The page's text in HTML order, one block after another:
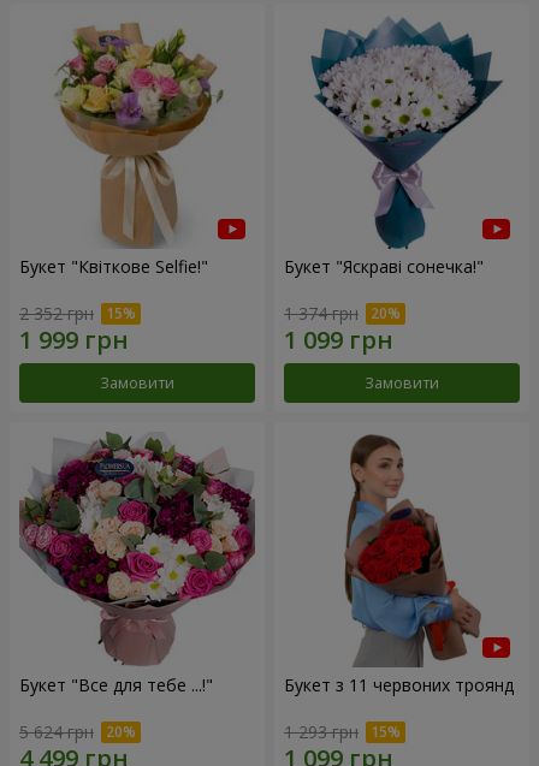
Букет "Квіткове Selfie!"
2 352 грн
Замовити
Букет "Яскраві сонечка!"
1 374 грн
Замовити
Букет "Все для тебе ...!"
5 624 грн
Букет з 11 червоних троянд
1 293 грн